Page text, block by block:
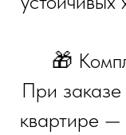
🎁
При заказе
квартире —